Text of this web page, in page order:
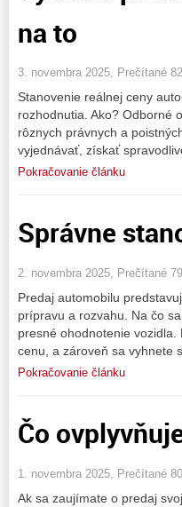
na to
3. novembra 2025, Prečítané
Stanovenie reálnej ceny
rozhodnutia. Ako? Odborné
rôznych právnych a
vyjednávať, získať
Pokračovanie článku
Správne
2. novembra 2025, Prečítané
Predaj automobilu
prípravu a rozvahu. Na čo
presné ohodnotenie
cenu, a zároveň sa vyhnete
Pokračovanie článku
Čo
1. novembra 2025, Prečítané
Ak sa zaujímate o predaj